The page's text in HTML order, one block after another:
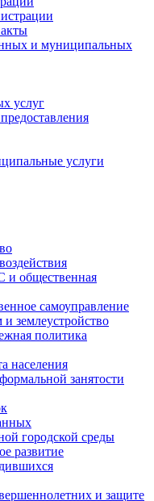
и муниципальных
услуг
услуги
и общественная
самоуправление
землеустройство
политика
населения
занятости
городской среды
развитие
и защите